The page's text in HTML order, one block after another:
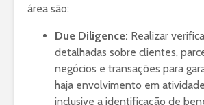
área são:
Due Diligence: Realizar
detalhadas sobre clientes,
negócios e transações para
haja envolvimento em
inclusive a identificação de